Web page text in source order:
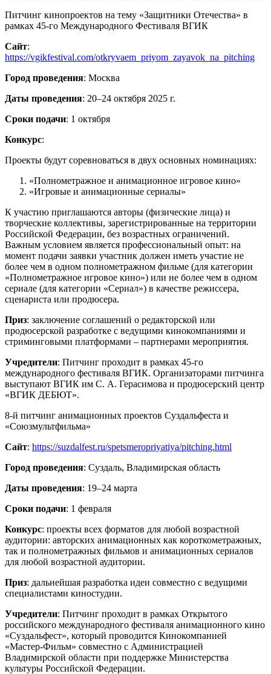
Питчинг кинопроектов на тему «Защитники Отечества» в
рамках 45-го Международного Фестиваля ВГИК
Сайт:
https://vgikfestival.com/otkryvaem_priyom_zayavok_na_pitching
Город проведения: Москва
Даты проведения: 20–24 октября 2025 г.
Сроки подачи: 1 октября
Конкурс:
Проекты будут соревноваться в двух основных номинациях:
«Полнометражное и анимационное игровое кино»
«Игровые и анимационные сериалы»
К участию приглашаются авторы (физические лица) и
творческие коллективы, зарегистрированные на территории
Российской Федерации, без возрастных ограничений.
Важным условием является профессиональный опыт: на
момент подачи заявки участник должен иметь участие не
более чем в одном полнометражном фильме (для категории
«Полнометражное игровое кино») или не более чем в одном
сериале (для категории «Сериал») в качестве режиссера,
сценариста или продюсера.
Приз: заключение соглашений о редакторской или
продюсерской разработке с ведущими кинокомпаниями и
стриминговыми платформами – партнерами мероприятия.
Учредители: Питчинг проходит в рамках 45-го
международного фестиваля ВГИК. Организаторами питчинга
выступают ВГИК им С. А. Герасимова и продюсерский центр
«ВГИК ДЕБЮТ».
8-й питчинг анимационных проектов Суздальфеста и
«Союзмультфильма»
Сайт: https://suzdalfest.ru/spetsmeropriyatiya/pitching.html
Город проведения: Суздаль, Владимирская область
Даты проведения: 19–24 марта
Сроки подачи: 1 февраля
Конкурс: проекты всех форматов для любой возрастной
аудитории: авторских анимационных как короткометражных,
так и полнометражных фильмов и анимационных сериалов
для любой возрастной аудитории.
Приз: дальнейшая разработка идеи совместно с ведущими
специалистами киностудии.
Учредители: Питчинг проходит в рамках Открытого
российского международного фестиваля анимационного кино
«Суздальфест», который проводится Кинокомпанией
«Мастер-Фильм» совместно с Администрацией
Владимирской области при поддержке Министерства
культуры Российской Федерации.